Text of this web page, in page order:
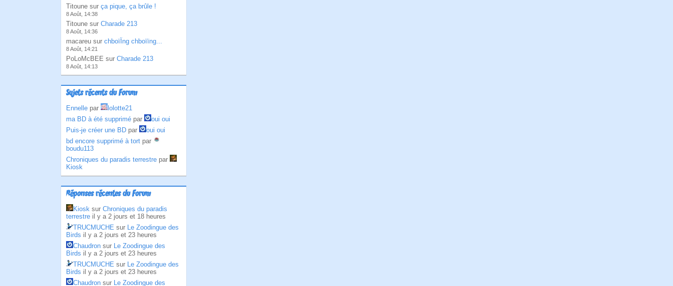
Titoune sur ça pique, ça brûle !
8 Août, 14:38
Titoune sur Charade 213
8 Août, 14:36
macareu sur chboïÏng chboïïng...
8 Août, 14:21
PoLoMcBEE sur Charade 213
8 Août, 14:13
Sujets récents du Forum
Ennelle par
lolotte21
ma BD à été supprimé par
oui oui
Puis-je créer une BD par
oui oui
bd encore supprimé à tort par
boudu113
Chroniques du paradis terrestre par
Kiosk
Réponses récentes du Forum
Kiosk sur Chroniques du paradis
terrestre il y a 2 jours et 18 heures
TRUCMUCHE sur Le Zoodingue des
Birds il y a 2 jours et 23 heures
Chaudron sur Le Zoodingue des
Birds il y a 2 jours et 23 heures
TRUCMUCHE sur Le Zoodingue des
Birds il y a 2 jours et 23 heures
Chaudron sur Le Zoodingue des